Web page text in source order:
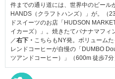
件までの通り道には、世界中のビール
HANDS（クラフトハンズ）」が。（
ドスイーツのお店「HUDSON
イカーズ）」。焼きたてバナナマフィ
／右下・ こちらもNY発。ボリューム
レンドコーヒーが自慢の「DUMBO
ツアンドコーヒー）」（600m 徒歩7分